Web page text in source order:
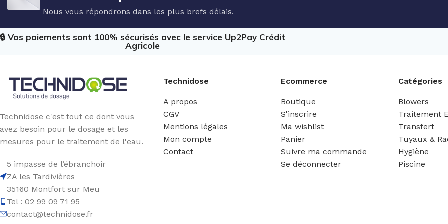
Nous vous répondrons dans les plus brefs délais.
🔒 Vos paiements sont 100% sécurisés avec le service Up2Pay Crédit
Agricole
Technidose c'est tout ce dont vous
avez besoin pour le dosage et les
mesures pour le traitement de l'eau.
5 impasse de l’ébranchoir
ZA les Tardivières
35160 Montfort sur Meu
Tel : 02 99 09 71 95
contact@technidose.fr
Technidose
A propos
CGV
Mentions légales
Mon compte
Contact
Ecommerce
Boutique
S'inscrire
Ma wishlist
Panier
Suivre ma commande
Se déconnecter
Catégories
Blowers
Traitement
Transfert
Tuyaux &
Hygiène
Piscine